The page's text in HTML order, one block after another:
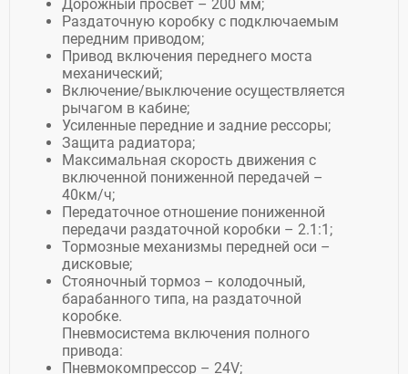
Дорожный просвет – 200 мм;
Раздаточную коробку с подключаемым
передним приводом;
Привод включения переднего моста
механический;
Включение/выключение осуществляется
рычагом в кабине;
Усиленные передние и задние рессоры;
Защита радиатора;
Максимальная скорость движения с
включенной пониженной передачей –
40км/ч;
Передаточное отношение пониженной
передачи раздаточной коробки – 2.1:1;
Тормозные механизмы передней оси –
дисковые;
Стояночный тормоз – колодочный,
барабанного типа, на раздаточной
коробке.
Пневмосистема включения полного
привода:
Пневмокомпрессор – 24V;